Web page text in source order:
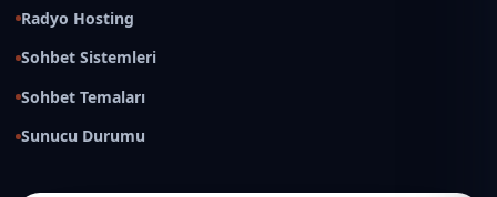
Radyo Hosting
Sohbet Sistemleri
Sohbet Temaları
Sunucu Durumu